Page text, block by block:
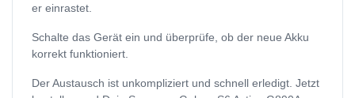
er einrastet.
Schalte das Gerät ein und überprüfe, ob der neue Akku
korrekt funktioniert.
Der Austausch ist unkompliziert und schnell erledigt. Jetzt